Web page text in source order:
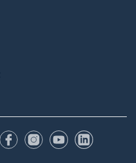
FacebookInstagram
YouTubeLinkedIn